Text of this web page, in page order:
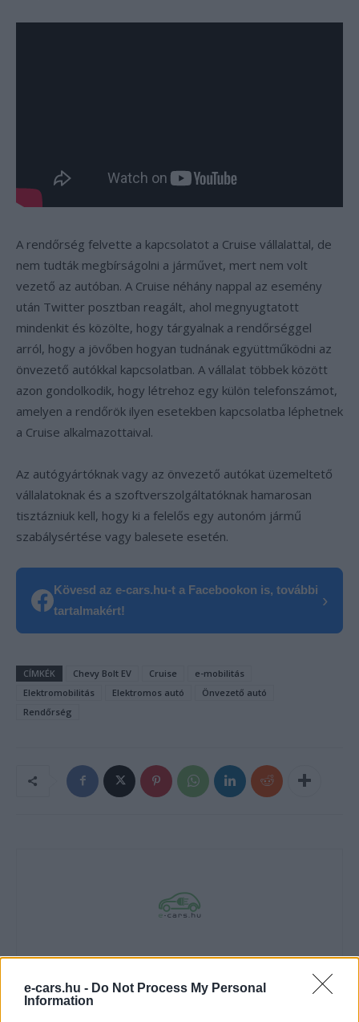
e-cars.hu - Do Not Process My Personal
Information
A rendőrség felvette a kapcsolatot a Cruise vállalattal, de
nem tudták megbírságolni a járművet, mert nem volt
vezető az autóban. A Cruise néhány nappal az esemény
után Twitter posztban reagált, ahol megnyugtatott
mindenkit és közölte, hogy tárgyalnak a rendőrséggel
arról, hogy a jövőben hogyan tudnának együttműködni az
önvezető autókkal kapcsolatban. A vállalat többek között
azon gondolkodik, hogy létrehoz egy külön telefonszámot,
amelyen a rendőrök ilyen esetekben kapcsolatba léphetnek
a Cruise alkalmazottaival.
Az autógyártóknak vagy az önvezető autókat üzemeltető
vállalatoknak és a szoftverszolgáltatóknak hamarosan
tisztázniuk kell, hogy ki a felelős egy autonóm jármű
szabálysértése vagy balesete esetén.
Kövesd az e-cars.hu-t a Facebookon is, további
tartalmakért!
›
CÍMKÉK Chevy Bolt EV Cruise
e-mobilitás
Elektromobilitás
Elektromos autó
Önvezető autó
Rendőrség
Elektromosan közlekedsz, vagy a váltáson töprengsz?
Érdekelnek a legfrissebb hírek az e-autók világából, vagy